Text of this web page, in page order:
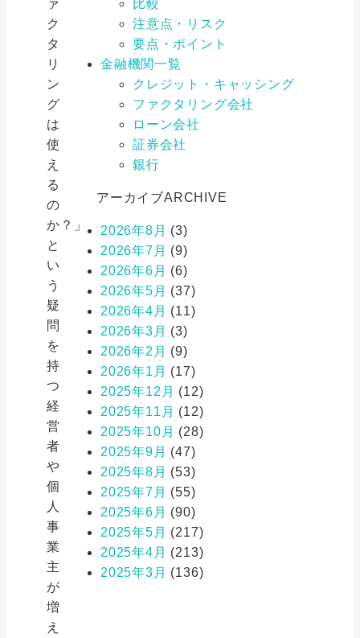
ァ
ク
タ
リ
ン
グ
は
使
え
る
の
か？」
と
い
う
疑
問
を
持
つ
経
営
者
や
個
人
事
業
主
が
増
え
比較
注意点・リスク
要点・ポイント
金融機関一覧
クレジット・キャッシング
ファクタリング会社
ローン会社
証券会社
銀行
アーカイブARCHIVE
2026年8月 (3)
2026年7月 (9)
2026年6月 (6)
2026年5月 (37)
2026年4月 (11)
2026年3月 (3)
2026年2月 (9)
2026年1月 (17)
2025年12月 (12)
2025年11月 (12)
2025年10月 (28)
2025年9月 (47)
2025年8月 (53)
2025年7月 (55)
2025年6月 (90)
2025年5月 (217)
2025年4月 (213)
2025年3月 (136)